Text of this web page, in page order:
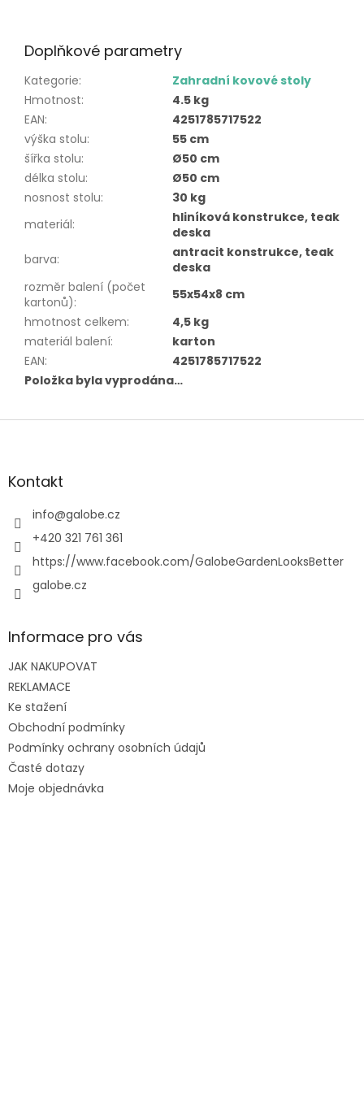
Doplňkové parametry
Kategorie:
Zahradní kovové stoly
Hmotnost:
4.5 kg
EAN:
4251785717522
výška stolu:
55 cm
šířka stolu:
Ø50 cm
délka stolu:
Ø50 cm
nosnost stolu:
30 kg
materiál:
hliníková konstrukce, teak
deska
barva:
antracit konstrukce, teak
deska
rozměr balení (počet
kartonů):
55x54x8 cm
hmotnost celkem:
4,5 kg
materiál balení:
karton
EAN:
4251785717522
Položka byla vyprodána…
Z
aKontakt
info@galobe.cz
+420 321 761 361
https://www.facebook.com/GalobeGardenLooksBetter
galobe.cz
Informace pro vás
JAK NAKUPOVAT
REKLAMACE
Ke stažení
Obchodní podmínky
Podmínky ochrany osobních údajů
Časté dotazy
Moje objednávka